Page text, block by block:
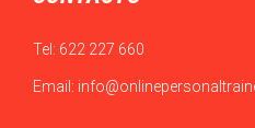
Tel: 622 227 660
Email: